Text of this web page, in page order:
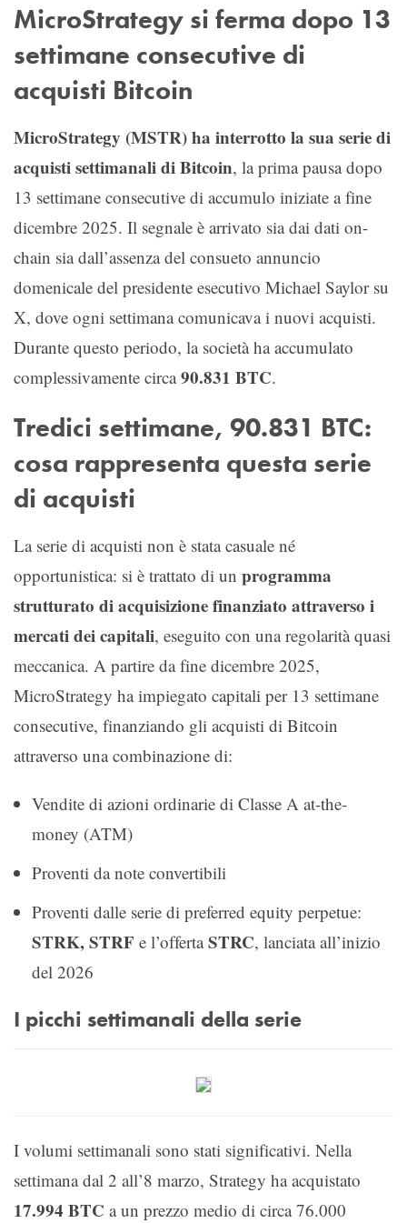
MicroStrategy si ferma dopo 13
settimane consecutive di
acquisti Bitcoin
MicroStrategy (MSTR) ha interrotto la sua serie di
acquisti settimanali di Bitcoin, la prima pausa dopo
13 settimane consecutive di accumulo iniziate a fine
dicembre 2025. Il segnale è arrivato sia dai dati on-
chain sia dall’assenza del consueto annuncio
domenicale del presidente esecutivo Michael Saylor su
X, dove ogni settimana comunicava i nuovi acquisti.
Durante questo periodo, la società ha accumulato
complessivamente circa90.831 BTC.
Tredici settimane, 90.831 BTC:
cosa rappresenta questa serie
di acquisti
La serie di acquisti non è stata casuale né
opportunistica: si è trattato di un programma
strutturato di acquisizione finanziato attraverso i
mercati dei capitali, eseguito con una regolarità quasi
meccanica. A partire da fine dicembre 2025,
MicroStrategy ha impiegato capitali per 13 settimane
consecutive, finanziando gli acquisti di Bitcoin
attraverso una combinazione di:
Vendite di azioni ordinarie di Classe A at-the-
money (ATM)
Proventi da note convertibili
Proventi dalle serie di preferred equity perpetue:
STRK, STRF e l’offertaSTRC, lanciata all’inizio
del 2026
I picchi settimanali della serie
I volumi settimanali sono stati significativi. Nella
settimana dal 2 all’8 marzo, Strategy ha acquistato
17.994 BTC a un prezzo medio di circa 76.000